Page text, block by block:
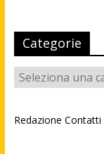
Categorie
Categorie
Redazione Contatti